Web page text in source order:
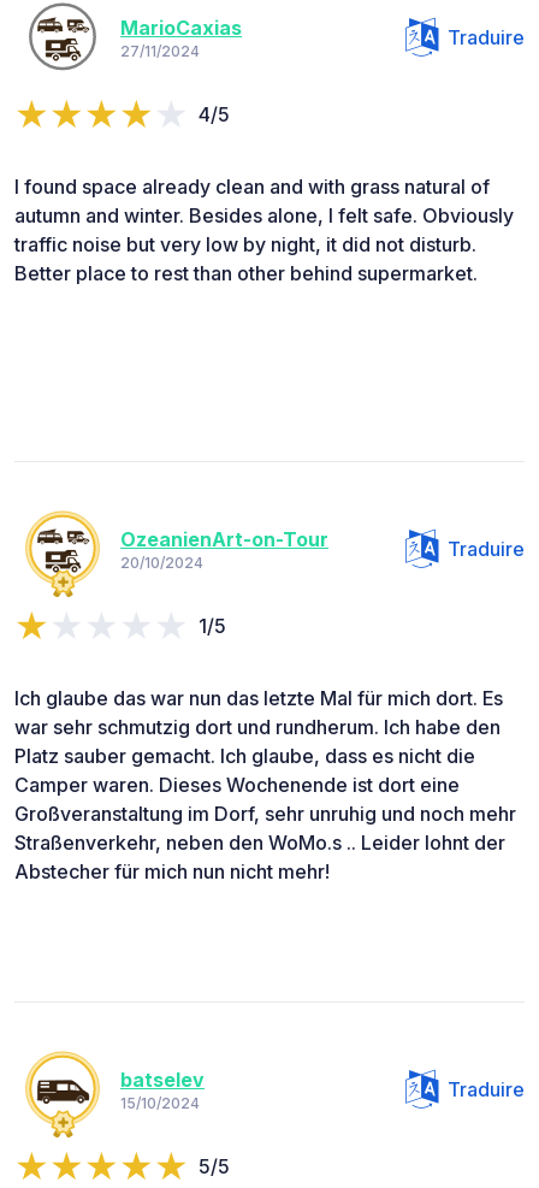
MarioCaxias
27/11/2024
Traduire
4/5
I found space already clean and with grass natural of
autumn and winter. Besides alone, I felt safe. Obviously
traffic noise but very low by night, it did not disturb.
Better place to rest than other behind supermarket.
OzeanienArt-on-Tour
20/10/2024
Traduire
1/5
Ich glaube das war nun das letzte Mal für mich dort. Es
war sehr schmutzig dort und rundherum. Ich habe den
Platz sauber gemacht. Ich glaube, dass es nicht die
Camper waren. Dieses Wochenende ist dort eine
Großveranstaltung im Dorf, sehr unruhig und noch mehr
Straßenverkehr, neben den WoMo.s .. Leider lohnt der
Abstecher für mich nun nicht mehr!
batselev
15/10/2024
Traduire
5/5